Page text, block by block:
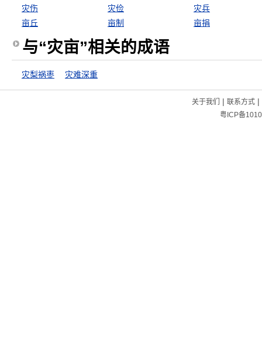
灾伤 灾俭
灾兵
亩丘
亩制 亩捐
与“灾亩”相关的成语
灾梨祸枣 灾难深重
关于我们 | 联系方式|
粤ICP备